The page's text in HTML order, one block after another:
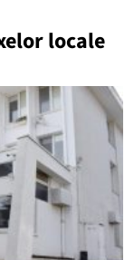
locale